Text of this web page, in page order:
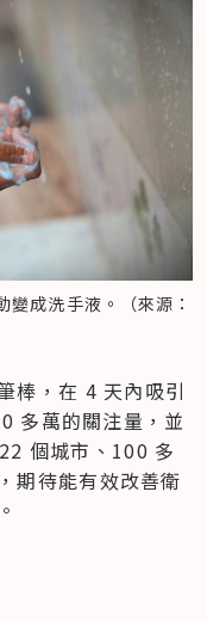
成洗手液。（來源：
棒，在 4 天內吸引
多萬的關注量，並
個城市、100 多
期待能有效改善衛